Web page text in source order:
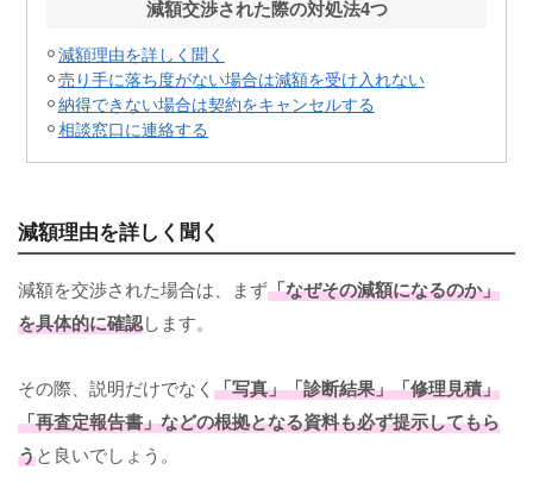
減額交渉された際の対処法4つ
減額理由を詳しく聞く
売り手に落ち度がない場合は減額を受け入れない
納得できない場合は契約をキャンセルする
相談窓口に連絡する
減額理由を詳しく聞く
減額を交渉された場合は、まず「なぜその減額になるのか」
を具体的に確認します。
その際、説明だけでなく 「写真」「診断結果」「修理見積」
「再査定報告書」などの根拠となる資料も必ず提示してもら
うと良いでしょう。